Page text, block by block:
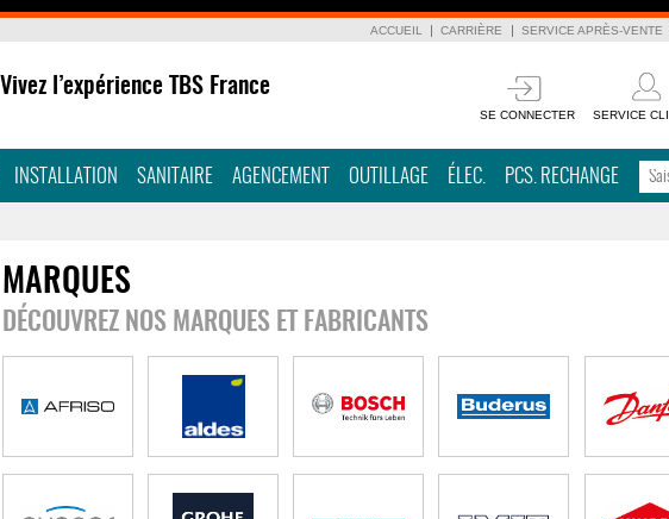
ACCUEIL CARRIÈRE SERVICE APRÈS-VENTE
Vivez l’expérience TBS France
SE CONNECTER SERVICE
INSTALLATION SANITAIRE AGENCEMENT OUTILLAGE ÉLEC. PCS. RECHANGE
MARQUES
DÉCOUVREZ NOS MARQUES ET FABRICANTS